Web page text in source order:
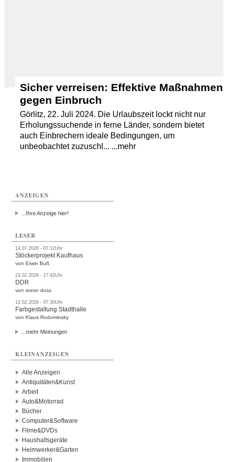
Sicher verreisen: Effektive Maßnahmen
gegen Einbruch
Görlitz, 22. Juli 2024. Die Urlaubszeit lockt nicht nur
Erholungssuchende in ferne Länder, sondern bietet
auch Einbrechern ideale Bedingungen, um
unbeobachtet zuzuschl... ...mehr
ANZEIGEN
...Ihre Anzeige hier!
LESER
14.07.2026 - 07:12Uhr
Stöckerprojekt Kaufhaus
von Erwin Buß
23.02.2026 - 17:42Uhr
DDR
von reiner doss
12.02.2026 - 07:30Uhr
Farbgestaltung Stadthalle
von Klaus Rodominsky
...mehr Meinungen
KLEINANZEIGEN
Alle Anzeigen
Antiquitäten&Kunst
Arbeit
Auto&Motorrad
Bücher
Computer&Software
Filme&DVDs
Haushaltsgeräte
Heimwerker&Garten
Immobilien